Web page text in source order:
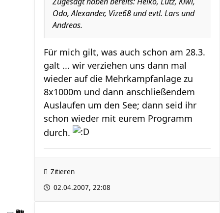
Odo, Alexander, Vize68 und evtl. Lars und
Andreas.
Für mich gilt, was auch schon am 28.3.
galt ... wir verziehen uns dann mal
wieder auf die Mehrkampfanlage zu
8x1000m und dann anschließendem
Auslaufen um den See; dann seid ihr
schon wieder mit eurem Programm
durch.
Zitieren
02.04.2007, 22:08